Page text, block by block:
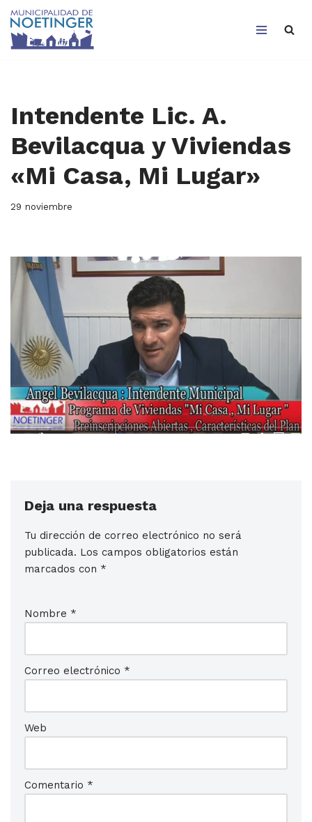
Saltar
Intendente Lic. A.
Bevilacqua y Viviendas
«Mi Casa, Mi Lugar»
29 noviembre
Deja una respuesta
Tu dirección de correo electrónico no será
publicada. Los campos obligatorios están
marcados con *
Nombre *
Correo electrónico *
Web
Comentario *